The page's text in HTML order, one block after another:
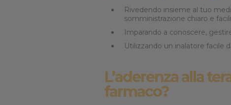
Rivedendo insieme al tuo
somministrazione chiaro e
Imparando a conoscere,
Utilizzando un inalatore facile
L’aderenza alla
farmaco?